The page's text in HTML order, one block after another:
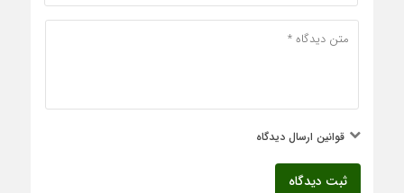
قوانین ارسال دیدگاه
ثبت دیدگاه